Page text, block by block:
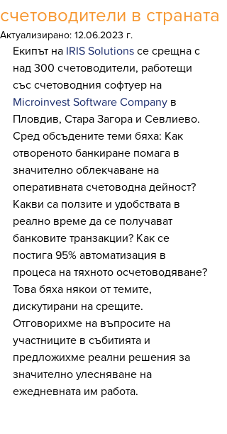
счетоводители в страната
Актуализирано: 12.06.2023 г.
Eкипът на IRIS Solutions се срещна с
над 300 счетоводители, работещи
със счетоводния софтуер на
Microinvest Software Company в
Пловдив, Стара Загора и Севлиево.
Сред обсъдените теми бяха: Как
отвореното банкиране помага в
значително облекчаване на
оперативната счетоводна дейност?
Какви са ползите и удобствата в
реално време да се получават
банковите транзакции? Как се
постига 95% автоматизация в
процеса на тяхното осчетоводяване?
Това бяха някои от темите,
дискутирани на срещите.
Отговорихме на въпросите на
участниците в събитията и
предложихме реални решения за
значително улесняване на
ежедневната им работа.